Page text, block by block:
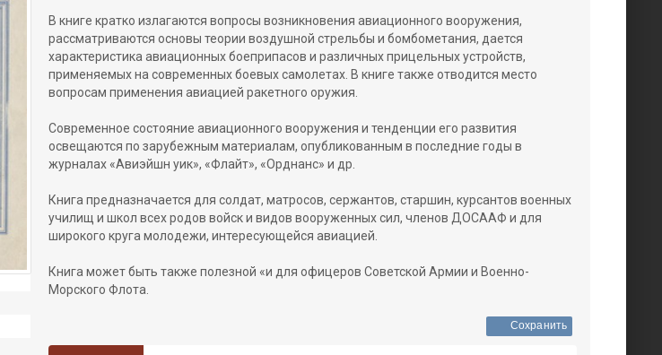
В книге кратко излагаются вопросы возникновения авиационного вооружения,
рассматриваются основы теории воздушной стрельбы и бомбометания, дается
характеристика авиационных боеприпасов и различных прицельных устройств,
применяемых на современных боевых самолетах. В книге также отводится место
вопросам применения авиацией ракетного оружия.
Современное состояние авиационного вооружения и тенденции его развития
освещаются по зарубежным материалам, опубликованным в последние годы в
журналах «Авиэйшн уик», «Флайт», «Орднанс» и др.
Книга предназначается для солдат, матросов, сержантов, старшин, курсантов военных
училищ и школ всех родов войск и видов вооруженных сил, членов ДОСААФ и для
широкого круга молодежи, интересующейся авиацией.
Книга может быть также полезной «и для офицеров Советской Армии и Военно-
Морского Флота.
Сохранить